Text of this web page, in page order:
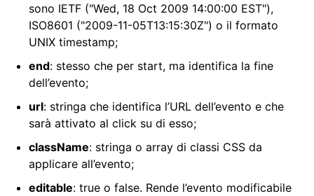
sono IETF ("Wed, 18 Oct 2009 14:00:00 EST"),
ISO8601 ("2009-11-05T13:15:30Z") o il formato
UNIX timestamp;
end: stesso che per start, ma identifica la fine
dell’evento;
url: stringa che identifica l’URL dell’evento e che
sarà attivato al click su di esso;
className: stringa o array di classi CSS da
applicare all’evento;
editable: true o false. Rende l’evento modificabile